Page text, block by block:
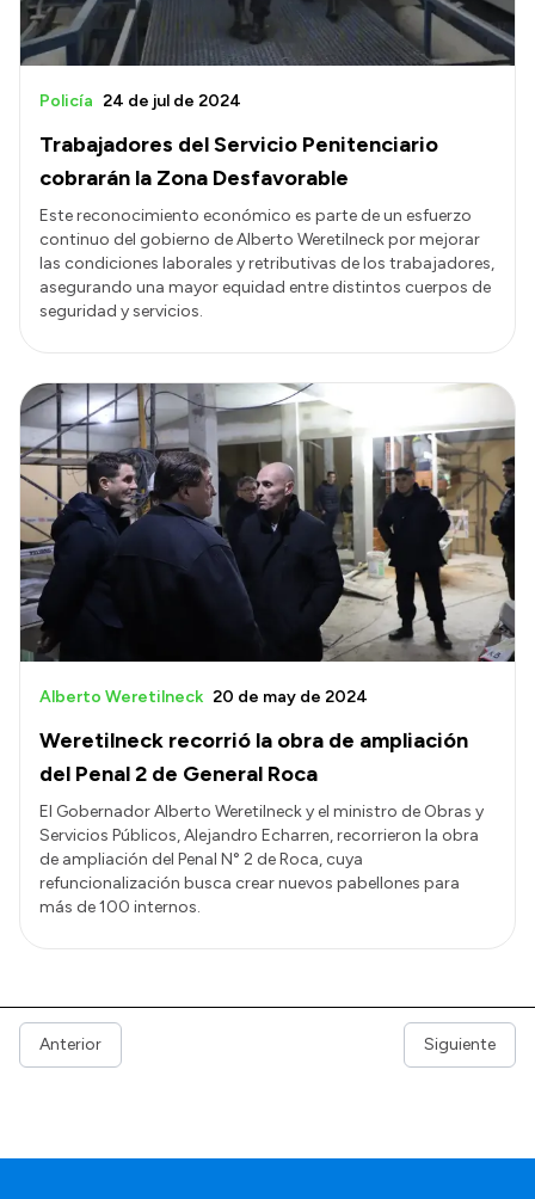
Trabajadores del Servicio Penitenciario
cobrarán la Zona Desfavorable
Policía 24 de jul de 2024
Este reconocimiento económico es parte de un esfuerzo
continuo del gobierno de Alberto Weretilneck por mejorar
las condiciones laborales y retributivas de los trabajadores,
asegurando una mayor equidad entre distintos cuerpos de
seguridad y servicios.
Weretilneck recorrió la obra de ampliación
del Penal 2 de General Roca
Alberto Weretilneck 20 de may de 2024
El Gobernador Alberto Weretilneck y el ministro de Obras y
Servicios Públicos, Alejandro Echarren, recorrieron la obra
de ampliación del Penal N° 2 de Roca, cuya
refuncionalización busca crear nuevos pabellones para
más de 100 internos.
Anterior Siguiente